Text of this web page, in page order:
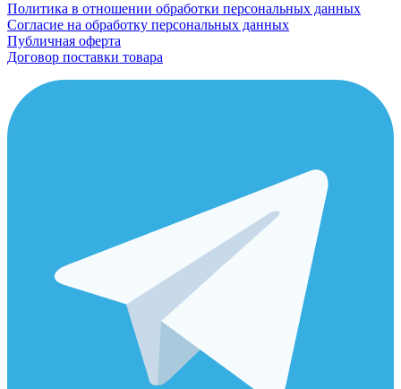
Политика в отношении обработки персональных данных
Согласие на обработку персональных данных
Публичная оферта
Договор поставки товара